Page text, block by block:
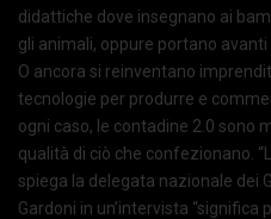
didattiche dove insegnano ai
gli animali, oppure portano
O ancora si reinventano
tecnologie per produrre e
ogni caso, le contadine 2.0 sono
qualità di ciò che confezionano.
spiega la delegata nazionale dei
Gardoni in un’intervista